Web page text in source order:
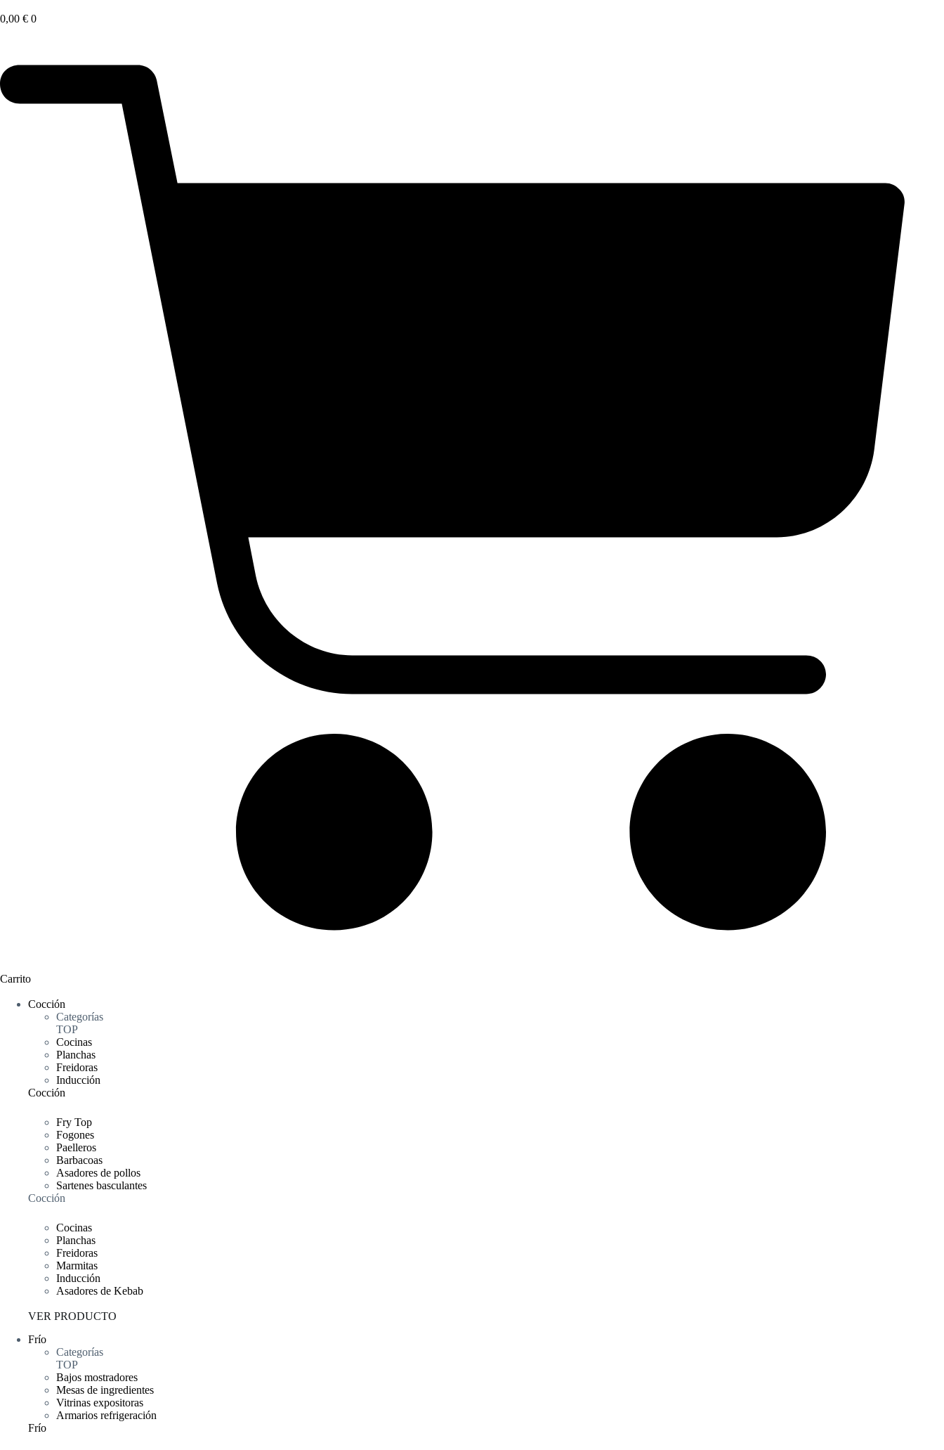
al
0,00 € 0
Carrito
Cocción
Categorías
TOP
Cocinas
Planchas
Freidoras
Inducción
Cocción
Fry Top
Fogones
Paelleros
Barbacoas
Asadores de pollos
Sartenes basculantes
Cocción
Cocinas
Planchas
Freidoras
Marmitas
Inducción
Asadores de Kebab
VER PRODUCTO
Frío
Categorías
TOP
Bajos mostradores
Mesas de ingredientes
Vitrinas expositoras
Armarios refrigeración
Frío